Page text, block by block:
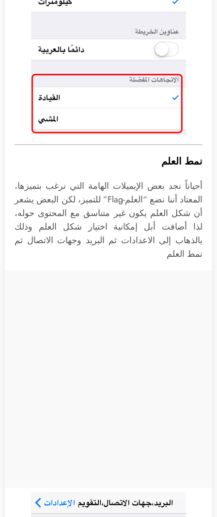
نمط العلم
أحياناً نجد بعض الإيميلات الهامة التي نرغب بتميزها،
المعتاد أننا نضع “العلم-Flag” للتميز، لكن البعض يشعر
أن شكل العلم يكون غير متناسق مع المحتوى حوله،
لذا أضافت أبل إمكانية اختيار شكل العلم وذلك
بالذهاب إلى الاعدادات ثم البريد وجهات الاتصال ثم
نمط العلم